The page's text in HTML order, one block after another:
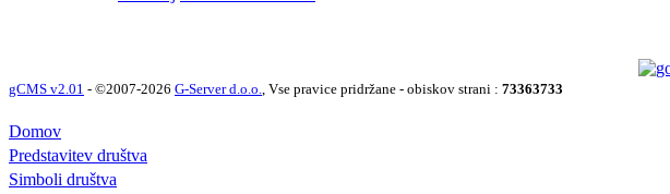
gCMS v2.01 - ©2007-2026 G-Server d.o.o. , Vse pravice pridržane - obiskov strani : 73363733
Domov
Predstavitev društva
Simboli društva